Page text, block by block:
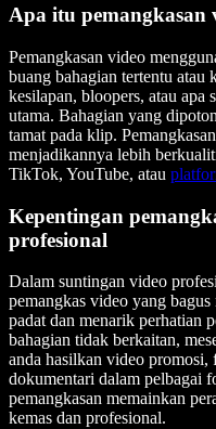
Apa itu pemangkasan
Pemangkasan video
buang bahagian tertentu
kesilapan, bloopers, atau apa
utama. Bahagian yang
tamat pada klip.
menjadikannya lebih
TikTok, YouTube, atau
Kepentingan
profesional
Dalam suntingan video
pemangkas video yang
padat dan menarik perhatian
bahagian tidak berkaitan,
anda hasilkan video promosi,
dokumentari dalam pelbagai
pemangkasan memainkan
kemas dan profesional.